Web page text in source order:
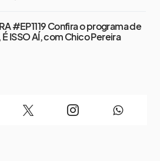
#EP1119 Confira o programa de
ISSO AÍ, com Chico Pereira